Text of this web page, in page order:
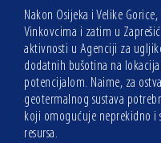
Nakon Osijeka i Velike
Vinkovcima i zatim u
aktivnosti u Agenciji za
dodatnih bušotina na
potencijalom. Naime, za
geotermalnog sustava
koji omogućuje neprekidno
resursa.